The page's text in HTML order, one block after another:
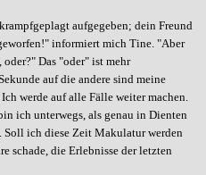
aufgegeben; dein Freund
informiert mich Tine. "Aber
Das "oder" ist mehr
auf die andere sind meine
werde auf alle Fälle weiter machen.
ich unterwegs, als genau in Dienten
ich diese Zeit Makulatur werden
schade, die Erlebnisse der letzten